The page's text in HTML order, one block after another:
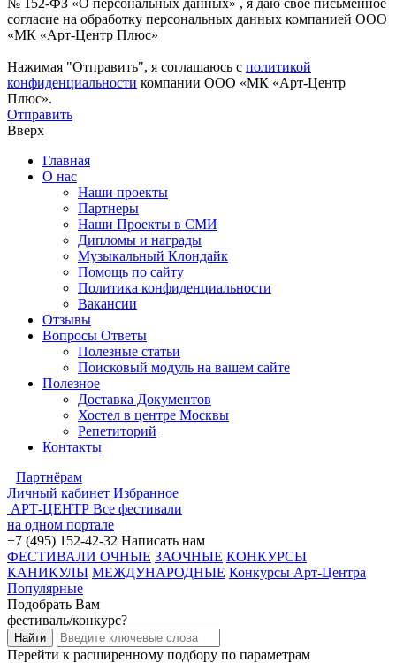
№ 152-ФЗ «О персональных данных» , я даю свое письменное
согласие на обработку персональных данных компанией ООО
«МК «Арт-Центр Плюс»
Нажимая "Отправить", я соглашаюсь с политикой
конфиденциальности компании ООО «МК «Арт-Центр
Плюс».
Отправить
Вверх
Главная
О нас
Наши проекты
Партнеры
Наши Проекты в СМИ
Дипломы и награды
Музыкальный Клондайк
Помощь по сайту
Политика конфиденциальности
Вакансии
Отзывы
Вопросы Ответы
Полезные статьи
Поисковый модуль на вашем сайте
Полезное
Доставка Документов
Хостел в центре Москвы
Репетиторий
Контакты
Партнёрам
Личный кабинет Избранное
АРТ-ЦЕНТР Все фестивали
на одном портале
+7 (495) 152-42-32 Написать нам
ФЕСТИВАЛИ ОЧНЫЕ ЗАОЧНЫЕ КОНКУРСЫ
КАНИКУЛЫ МЕЖДУНАРОДНЫЕ Конкурсы Арт-Центра
Популярные
Подобрать Вам
фестиваль/конкурс?
Перейти к расширенному подбору по параметрам